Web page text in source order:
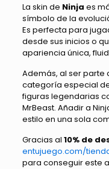
La skin de Ninja es
símbolo de la
Es perfecta para
desde sus inicios o
apariencia única,
Además, al ser parte
categoría especial
figuras legendarias
MrBeast. Añadir a
estilo en una sola
Gracias al 10% de
entujuego.com/
para conseguir este